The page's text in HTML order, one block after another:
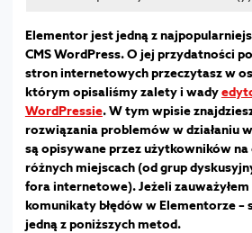
Elementor jest jedną z
CMS WordPress. O jej przydatności
stron internetowych przeczytasz w
którym opisaliśmy zalety i wady
WordPressie. W tym wpisie
rozwiązania problemów w działaniu
są opisywane przez użytkowników na
różnych miejscach (od grup
fora internetowe). Jeżeli
komunikaty błędów w Elementorze –
jedną z poniższych metod.